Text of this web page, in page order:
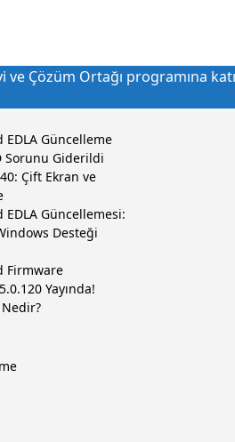
ve Çözüm Ortağı programına
Güncelleme
Sorunu Giderildi
Çift Ekran ve
Güncellemesi:
Desteği
Firmware
Yayında!